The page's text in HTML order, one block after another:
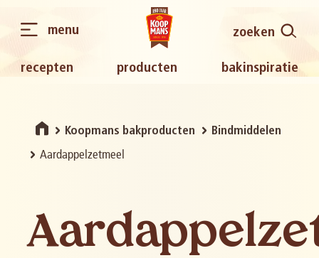
recepten producten bakinspiratie
zoeken
menu
Koopmans bakproducten Bindmiddelen
Aardappelzetmeel